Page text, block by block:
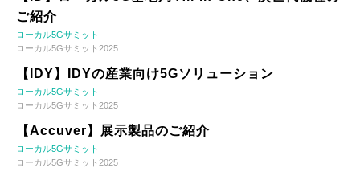
ご紹介
ローカル5Gサミット
ローカル5Gサミット2025
【IDY】IDYの産業向け5Gソリューション
ローカル5Gサミット
ローカル5Gサミット2025
【Accuver】展示製品のご紹介
ローカル5Gサミット
ローカル5Gサミット2025